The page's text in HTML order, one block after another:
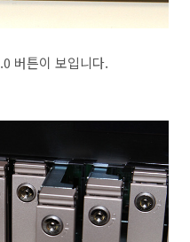
버튼이 보입니다.